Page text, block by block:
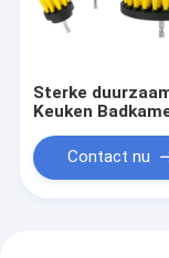
Sterke
Keuken
Huis Badkamer
Hoeken
Contact nu